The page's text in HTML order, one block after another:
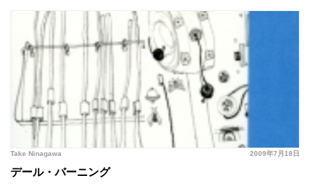
2009年7月18日
Take Ninagawa
デール・バーニング